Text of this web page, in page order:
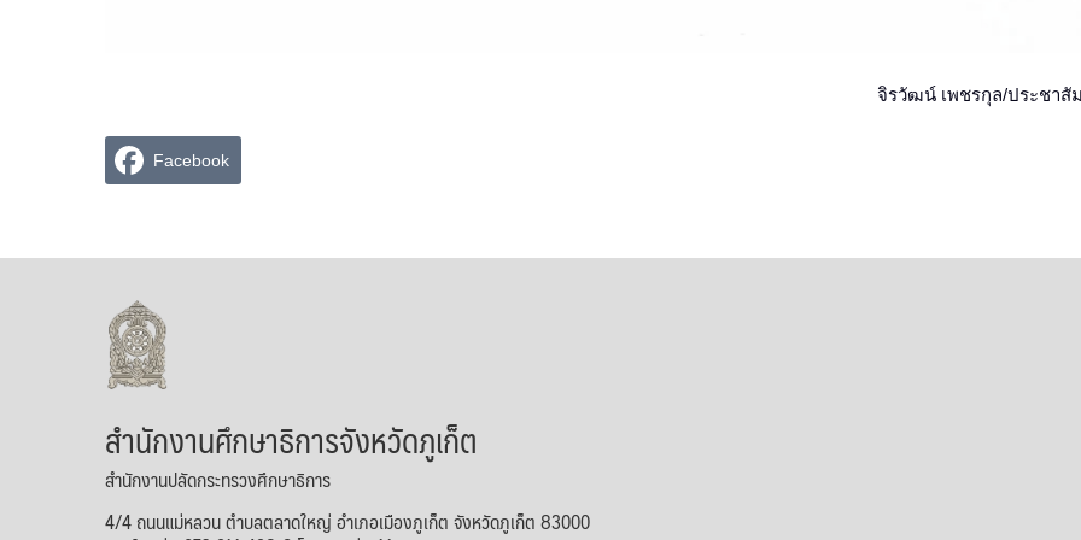
จิรวัฒน์ เพชรกุล/ประชาสั
Facebook
สำนักงานศึกษาธิการจังหวัดภูเก็ต
สำนักงานปลัดกระทรวงศึกษาธิการ
4/4 ถนนแม่หลวน ตำบลตลาดใหญ่ อำเภอเมืองภูเก็ต จังหวัดภูเก็ต 83000